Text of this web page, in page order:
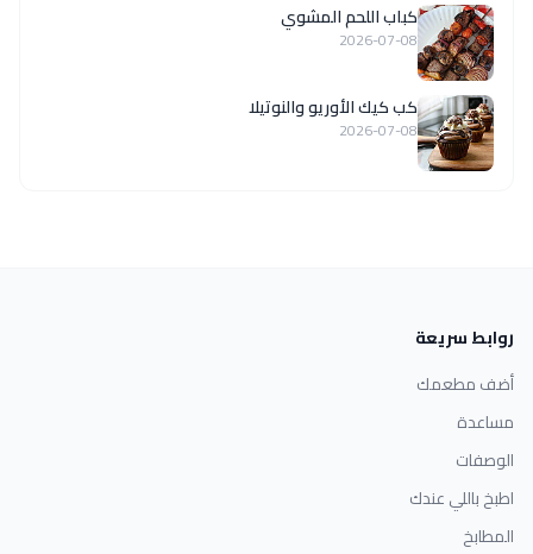
كباب اللحم المشوي
2026-07-08
كب كيك الأوريو والنوتيلا
2026-07-08
روابط سريعة
أضف مطعمك
مساعدة
الوصفات
اطبخ باللي عندك
المطابخ